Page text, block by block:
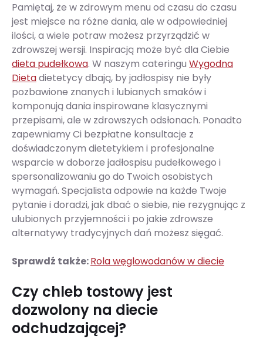
Pamiętaj, że w zdrowym menu od czasu do czasu
jest miejsce na różne dania, ale w odpowiedniej
ilości, a wiele potraw możesz przyrządzić w
zdrowszej wersji. Inspiracją może być dla Ciebie
dieta pudełkowa. W naszym cateringu Wygodna
Dietadietetycy dbają, by jadłospisy nie były
pozbawione znanych i lubianych smaków i
komponują dania inspirowane klasycznymi
przepisami, ale w zdrowszych odsłonach. Ponadto
zapewniamy Ci bezpłatne konsultacje z
doświadczonym dietetykiem i profesjonalne
wsparcie w doborze jadłospisu pudełkowego i
spersonalizowaniu go do Twoich osobistych
wymagań. Specjalista odpowie na każde Twoje
pytanie i doradzi, jak dbać o siebie, nie rezygnując z
ulubionych przyjemności i po jakie zdrowsze
alternatywy tradycyjnych dań możesz sięgać.
Sprawdź także:Rola węglowodanów w diecie
Czy chleb tostowy jest
dozwolony na diecie
odchudzającej?